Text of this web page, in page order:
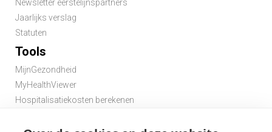
Newsletter eerstelijnspartners
Jaarlijks verslag
Statuten
Tools
MijnGezondheid
MyHealthViewer
Hospitalisatiekosten berekenen